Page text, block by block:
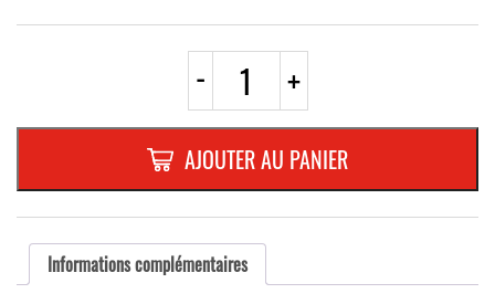
- quantité
AUTOCOLLANT
PHOSPHOR.
150
x
150
mm,
"TELEPHONE
DE
SECOURS"
+
AJOUTER AU PANIER
Informations complémentaires